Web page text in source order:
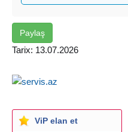
Paylaş
Tarix: 13.07.2026
ViP elan et